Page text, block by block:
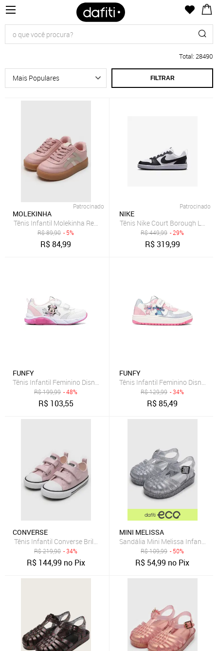
Total: 28490
FILTRAR
Patrocinado
MOLEKINHA
Tênis Infantil Molekinha Recortes Rosa
R$89,90 - 5%
R$84,99
Patrocinado
NIKE
Tênis Nike Court Borough Low
R$449,99 - 29%
R$319,99
FUNFY
R$199,99 - 48%
R$ 103,55
FUNFY
R$129,99 - 34%
R$85,49
CONVERSE
Tênis Infantil Converse Brilhante Fita Dupla Aderente Rosa
R$219,90 - 34%
R$ 144,99 no Pix
MINI MELISSA
Sandália Mini Melissa Infantil
R$109,99 - 50%
R$ 54,99 no Pix